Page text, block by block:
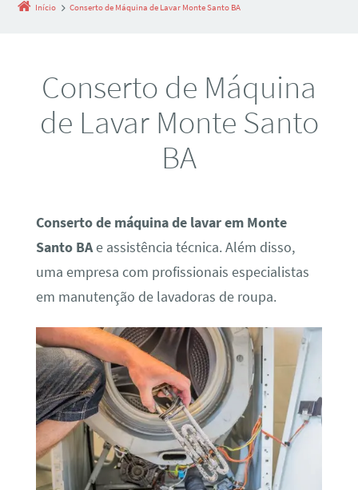
Início Conserto de Máquina de Lavar Monte Santo BA
Conserto de Máquina
de Lavar Monte Santo
BA
Conserto de máquina de lavar em Monte
Santo BAe assistência técnica. Além disso,
uma empresa com profissionais especialistas
em manutenção de lavadoras de roupa.